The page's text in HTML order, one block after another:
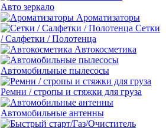
Авто зеркало
Ароматизаторы
Сетки
/ Салфетки / Полотенца
Автокосметика
Автомобильные пылесосы
Ремни / стропы и стяжки для груза
Автомобильные антенны